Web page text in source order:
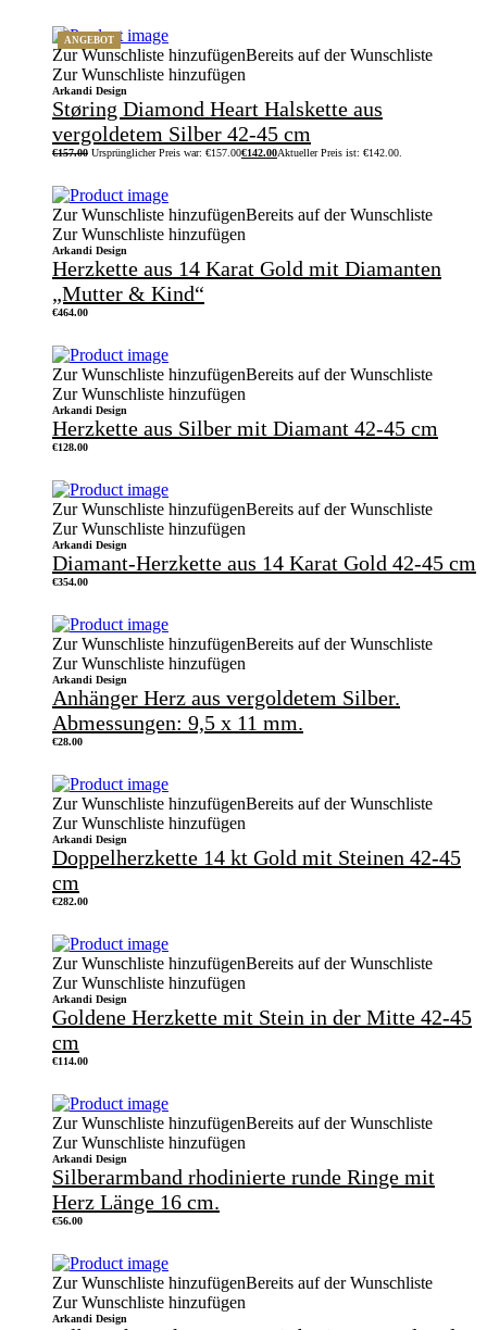
ANGEBOT
Zur Wunschliste hinzufügenBereits auf der Wunschliste
Zur Wunschliste hinzufügen
Arkandi Design
Støring Diamond Heart Halskette aus
vergoldetem Silber 42-45 cm
€157.00 Ursprünglicher Preis war: €157.00€142.00Aktueller Preis ist: €142.00.
Zur Wunschliste hinzufügenBereits auf der Wunschliste
Zur Wunschliste hinzufügen
Arkandi Design
Herzkette aus 14 Karat Gold mit Diamanten
„Mutter & Kind“
€464.00
Zur Wunschliste hinzufügenBereits auf der Wunschliste
Zur Wunschliste hinzufügen
Arkandi Design
Herzkette aus Silber mit Diamant 42-45 cm
€128.00
Zur Wunschliste hinzufügenBereits auf der Wunschliste
Zur Wunschliste hinzufügen
Arkandi Design
Diamant-Herzkette aus 14 Karat Gold 42-45 cm
€354.00
Zur Wunschliste hinzufügenBereits auf der Wunschliste
Zur Wunschliste hinzufügen
Arkandi Design
Anhänger Herz aus vergoldetem Silber.
Abmessungen: 9,5 x 11 mm.
€28.00
Zur Wunschliste hinzufügenBereits auf der Wunschliste
Zur Wunschliste hinzufügen
Arkandi Design
Doppelherzkette 14 kt Gold mit Steinen 42-45
cm
€282.00
Zur Wunschliste hinzufügenBereits auf der Wunschliste
Zur Wunschliste hinzufügen
Arkandi Design
Goldene Herzkette mit Stein in der Mitte 42-45
cm
€114.00
Zur Wunschliste hinzufügenBereits auf der Wunschliste
Zur Wunschliste hinzufügen
Arkandi Design
Silberarmband rhodinierte runde Ringe mit
Herz Länge 16 cm.
€56.00
Zur Wunschliste hinzufügenBereits auf der Wunschliste
Zur Wunschliste hinzufügen
Arkandi Design